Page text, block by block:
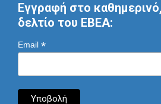
Εγγραφή στο
δελτίο του ΕΒΕΑ:
Email *